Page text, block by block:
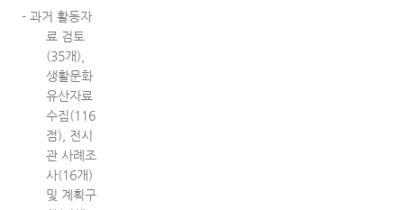
- 과거 활동자
료 검토
(35개),
생활문화
유산자료
수집(116
점), 전시
관 사례조
사(16개)
및 계획구